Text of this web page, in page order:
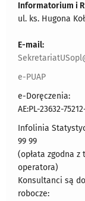
Informatorium i
ul. ks. Hugona
E-mail:
e-PUAP
e-Doręczenia:
AE:PL-23632-
Infolinia
99 99
(opłata zgodna z
operatora)
Konsultanci są
robocze: